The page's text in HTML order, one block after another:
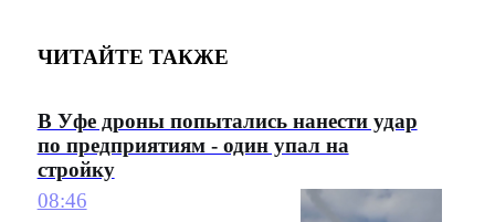
ЧИТАЙТЕ ТАКЖЕ
В Уфе дроны попытались нанести удар
по предприятиям - один упал на
стройку
08:46